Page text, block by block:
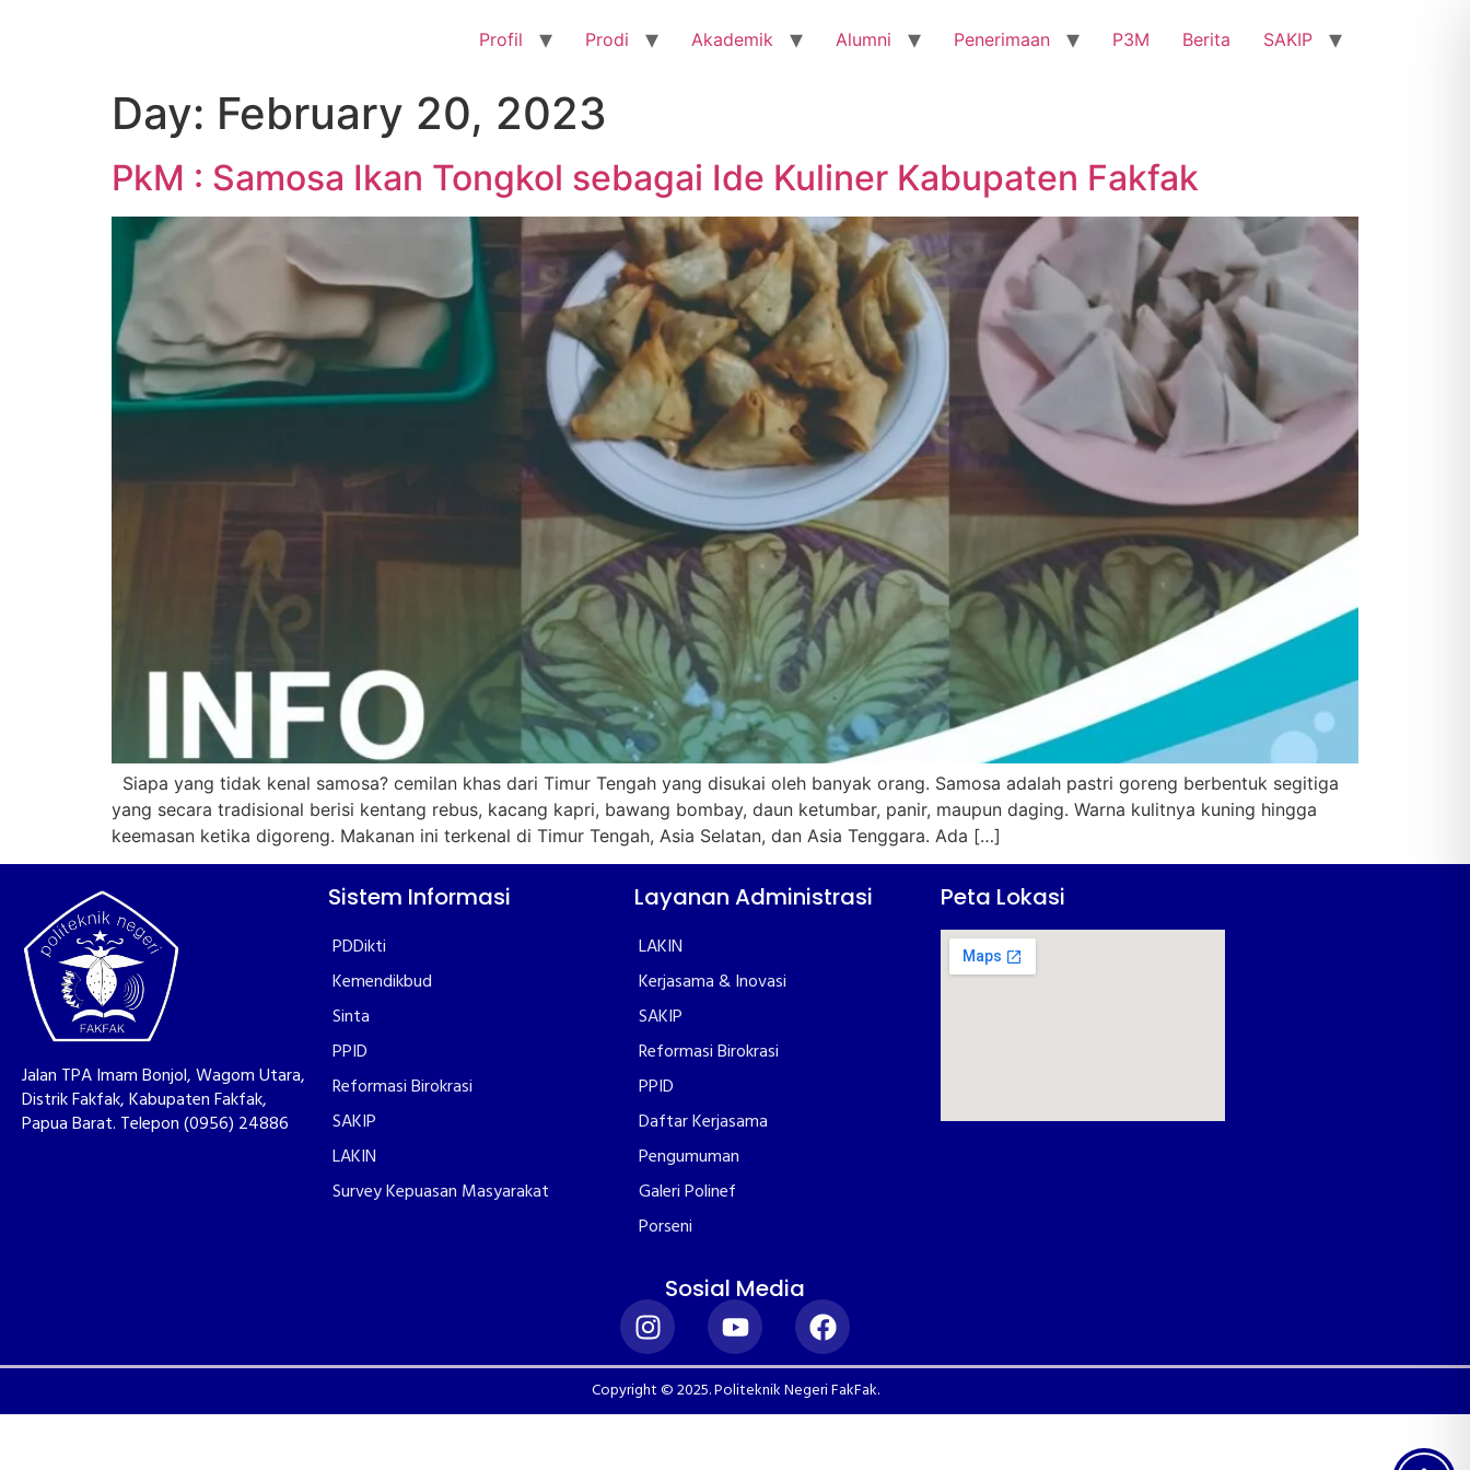
Profil Prodi Akademik Alumni Penerimaan P3M Berita SAKIP
Day: February 20, 2023
PkM : Samosa Ikan Tongkol sebagai Ide Kuliner Kabupaten Fakfak
Siapa yang tidak kenal samosa? cemilan khas dari Timur Tengah yang disukai oleh banyak orang. Samosa adalah pastri goreng berbentuk segitiga
yang secara tradisional berisi kentang rebus, kacang kapri, bawang bombay, daun ketumbar, panir, maupun daging. Warna kulitnya kuning hingga
keemasan ketika digoreng. Makanan ini terkenal di Timur Tengah, Asia Selatan, dan Asia Tenggara. Ada […]
Jalan TPA Imam Bonjol, Wagom Utara,
Distrik Fakfak, Kabupaten Fakfak,
Papua Barat. Telepon (0956) 24886
Sistem Informasi
PDDikti
Kemendikbud
Sinta
PPID
Reformasi Birokrasi
SAKIP
LAKIN
Survey Kepuasan Masyarakat
Layanan Administrasi
LAKIN
Kerjasama & Inovasi
SAKIP
Reformasi Birokrasi
PPID
Daftar Kerjasama
Pengumuman
Galeri Polinef
Porseni
Peta Lokasi
Sosial Media
Copyright © 2025. Politeknik Negeri FakFak.